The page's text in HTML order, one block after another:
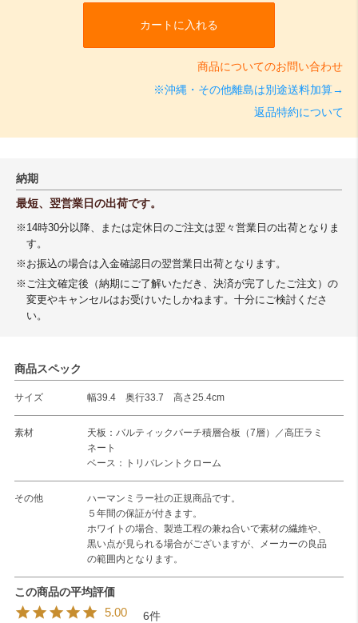
カートに入れる
商品についてのお問い合わせ
※沖縄・その他離島は別途送料加算→
返品特約について
納期
最短、翌営業日の出荷です。
※14時30分以降、または定休日のご注文は翌々営業日の出荷となりま
す。
※お振込の場合は入金確認日の翌営業日出荷となります。
※ご注文確定後（納期にご了解いただき、決済が完了したご注文）の
変更やキャンセルはお受けいたしかねます。十分にご検討くださ
い。
商品スペック
サイズ 幅39.4 奥行33.7 高さ25.4cm
素材
天板：バルティックバーチ積層合板（7層）／高圧ラミ
ネート
ベース：トリバレントクローム
その他
ハーマンミラー社の正規商品です。
５年間の保証が付きます。
ホワイトの場合、製造工程の兼ね合いで素材の繊維や、
黒い点が見られる場合がございますが、メーカーの良品
の範囲内となります。
5.00 6